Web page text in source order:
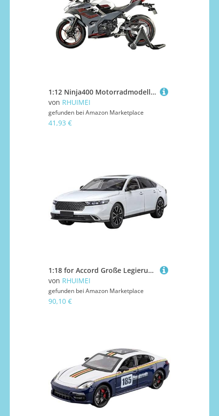
1:12 Ninja400 Motorradmodell Simulation Legierung Motorrad Spielzeug Junge Hand Geschenk Exquisite(White)
von RHUIMEI
gefunden bei Amazon Marketplace
41,93 €
1:18 for Accord Große Legierung Auto Modell Ornamente Sammlung(White)
von RHUIMEI
gefunden bei Amazon Marketplace
90,10 €